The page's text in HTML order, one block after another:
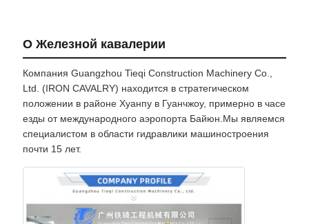
О Железной кавалерии
Компания Guangzhou Tieqi Construction Machinery Co.,
Ltd. (IRON CAVALRY) находится в стратегическом
положении в районе Хуанпу в Гуанчжоу, примерно в часе
езды от международного аэропорта Байюн.Мы являемся
специалистом в области гидравлики машиностроения
почти 15 лет.